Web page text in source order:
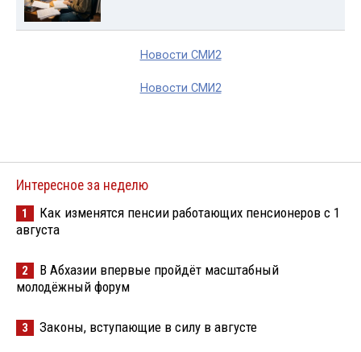
Новости СМИ2
Новости СМИ2
Интересное за неделю
1
Как изменятся пенсии работающих пенсионеров с 1
августа
2
В Абхазии впервые пройдёт масштабный
молодёжный форум
3 Законы, вступающие в силу в августе